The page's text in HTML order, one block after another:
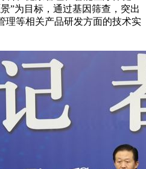
”为目标，通过基因筛查，突出
理等相关产品研发方面的技术实